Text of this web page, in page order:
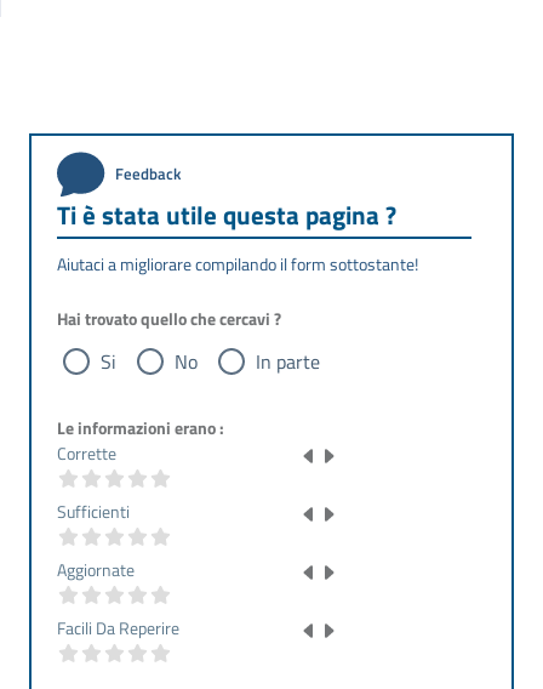
Feedback
Ti è stata utile questa pagina ?
Aiutaci a migliorare compilando il form sottostante!
Hai trovato quello che cercavi ?
Si No In parte
Le informazioni erano :
Corrette
Sufficienti
Aggiornate
Facili Da Reperire